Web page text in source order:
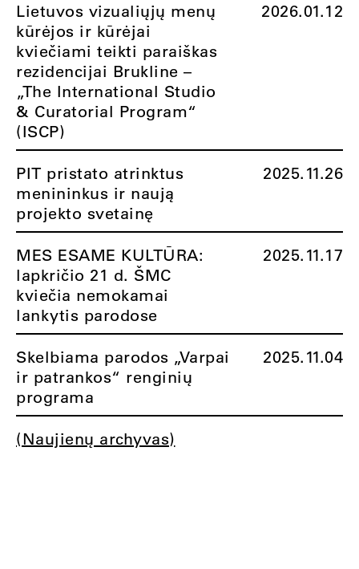
Lietuvos vizualiųjų menų
kūrėjos ir kūrėjai
kviečiami teikti paraiškas
rezidencijai Brukline –
„The International Studio
& Curatorial Program“
(ISCP)
2026.01.12
PIT pristato atrinktus
menininkus ir naują
projekto svetainę
2025.11.26
MES ESAME KULTŪRA:
lapkričio 21 d. ŠMC
kviečia nemokamai
lankytis parodose
2025.11.17
Skelbiama parodos „Varpai
ir patrankos“ renginių
programa
2025.11.04
(Naujienų archyvas)